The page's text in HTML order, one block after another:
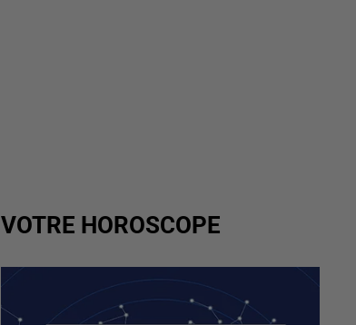
VOTRE HOROSCOPE